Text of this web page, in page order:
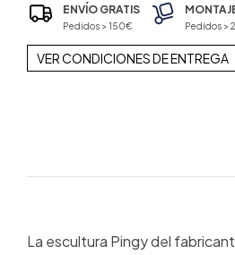
ENVÍO GRATIS
Pedidos > 150€ Pedidos >
VER CONDICIONES DE ENTREGA
La escultura Pingy del